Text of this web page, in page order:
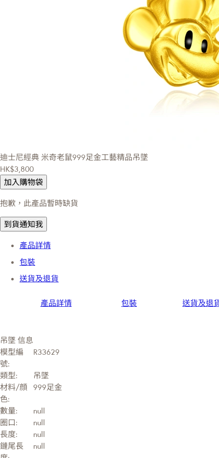
迪士尼經典 米奇老鼠999足金工藝精品吊墜
HK$3,800
加入購物袋
抱歉，此產品暫時缺貨
到貨通知我
產品詳情
包裝
送貨及退貨
產品詳情 包裝 送貨及退
吊墜 信息
模型編
號:
R33629
類型:
吊墜
材料/顔
色:
999足金
數量:
null
圈口:
null
長度:
null
鏈尾長
null